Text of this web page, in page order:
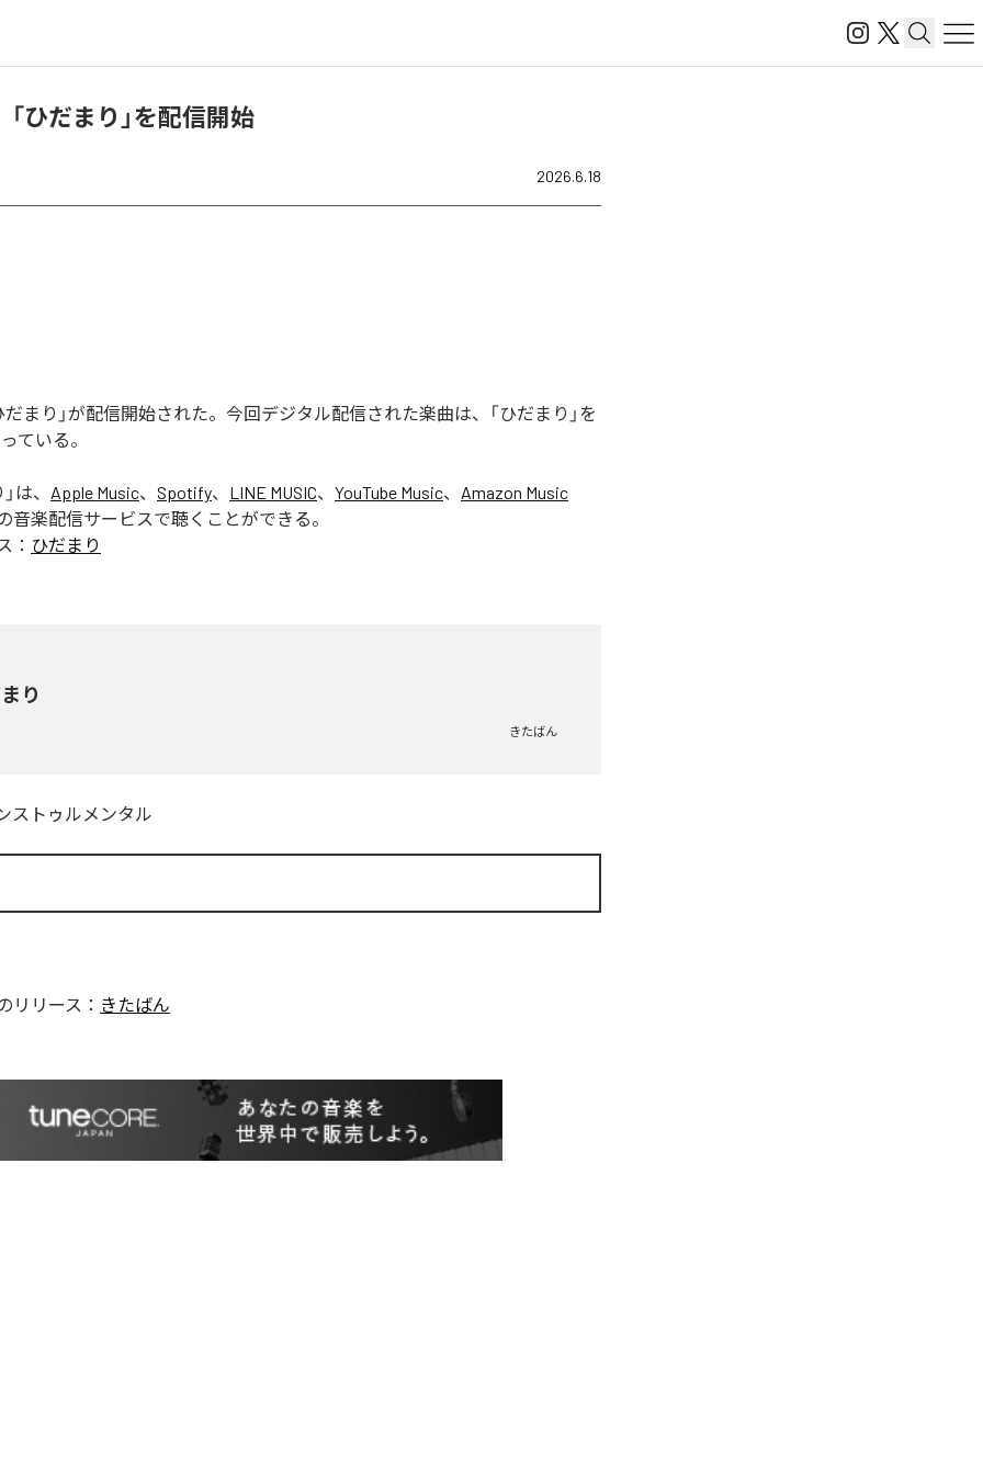
ひだまり」を配信開始
2026.6.18
だまり」が配信開始された。今回デジタル配信された楽曲は、「ひだまり」を
ている。
」は、 Apple Music、 Spotify、 LINE MUSIC、 YouTube Music、 Amazon Music
音楽配信サービスで聴くことができる。
： ひだまり
り
きたばん
ストゥルメンタル
リリース： きたばん